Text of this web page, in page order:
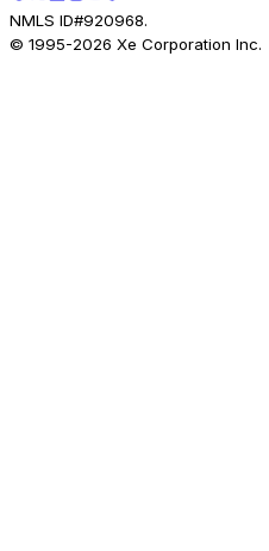
NMLS ID#920968.
© 1995-2026 Xe Corporation Inc.